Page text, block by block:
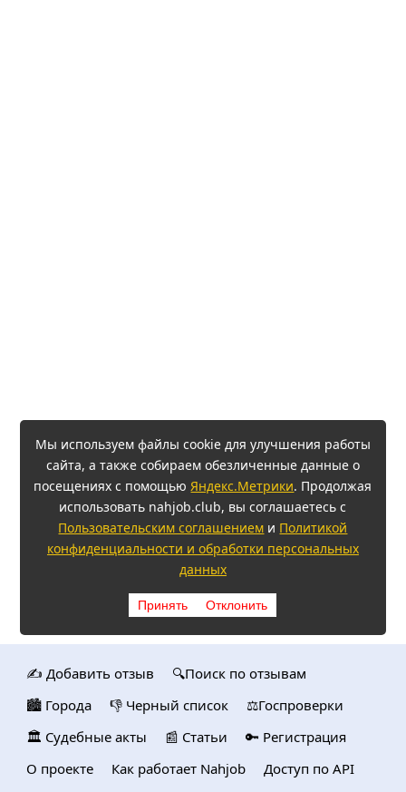
Мы используем файлы cookie для улучшения работы
сайта, а также собираем обезличенные данные о
посещениях с помощью Яндекс.Метрики. Продолжая
использовать nahjob.club, вы соглашаетесь с
Пользовательским соглашением и Политикой
конфиденциальности и обработки персональных
данных
Принять Отклонить
✍️ Добавить отзыв
🔍Поиск по отзывам
🏙️ Городa
👎 Черный список
⚖️Госпроверки
🏛️ Судебные акты
📰 Статьи
🔑 Регистрация
О проекте
Как работает Nahjob
Доступ по API